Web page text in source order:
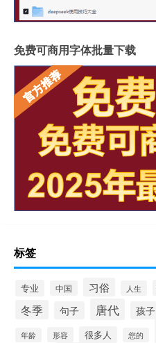
免费可商用字体批量下载
标签
专业 中国 习俗 人生
冬季 句子 唐代 孩子
年龄 形容 很多人 您的